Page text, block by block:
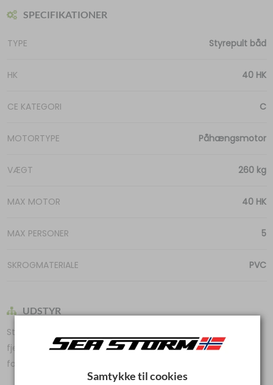
SPECIFIKATIONER
TYPE Styrepult båd
HK 40 HK
CE KATEGORI C
MOTORTYPE Påhængsmotor
VÆGT 260 kg
MAX MOTOR 40 HK
MAX PERSONER 5
SKROGMATERIALE PVC
UDSTYR
Styrepult, vindspejl, mekanisk styring, Mercury
fjernbetjeningsbks, SC1000 instrument, pullerter, hyndesæt
for og agter
Samtykke til cookies